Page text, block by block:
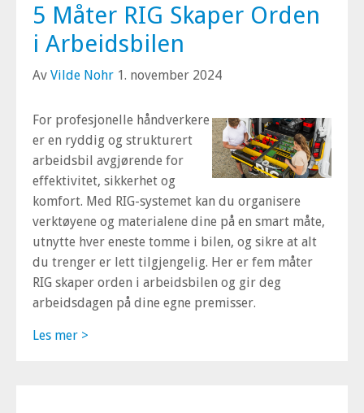
5 Måter RIG Skaper Orden
i Arbeidsbilen
Av Vilde Nohr 1. november 2024
For profesjonelle håndverkere
er en ryddig og strukturert
arbeidsbil avgjørende for
effektivitet, sikkerhet og
komfort. Med RIG-systemet kan du organisere
verktøyene og materialene dine på en smart måte,
utnytte hver eneste tomme i bilen, og sikre at alt
du trenger er lett tilgjengelig. Her er fem måter
RIG skaper orden i arbeidsbilen og gir deg
arbeidsdagen på dine egne premisser.
Les mer >